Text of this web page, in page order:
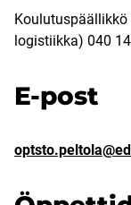
Koulutuspäällikkö
logistiikka) 040
E-post